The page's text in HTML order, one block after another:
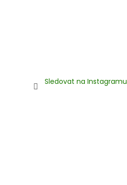
Sledovat na Instagramu